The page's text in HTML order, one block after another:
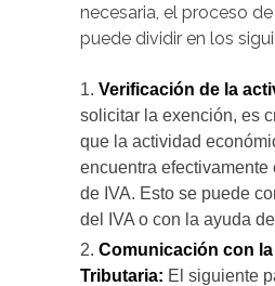
necesaria, el proceso
puede dividir en los
Verificación de la
solicitar la exención, es
que la actividad
encuentra efectivamente
de IVA. Esto se puede
del IVA o con la ayuda
Comunicación con
Tributaria: El siguiente